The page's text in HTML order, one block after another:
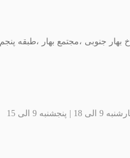
بهار جنوبی ،مجتمع بهار ،طبقه
9 الی 15